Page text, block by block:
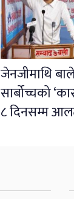
जेनजीमाथि
सार्बोच्चको
८ दिनसम्म